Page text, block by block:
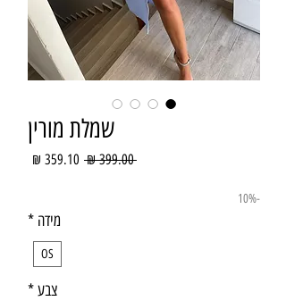
שמלת מורין
‏399.00 ‏₪
מחיר
-10%
מידה *
OS
צבע*